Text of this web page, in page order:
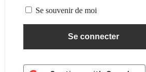
Se souvenir de moi